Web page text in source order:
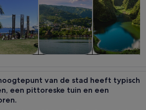
tours
van de stad heeft typisch
een pittoreske tuin en een